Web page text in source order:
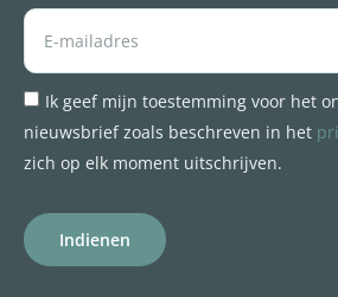
Ik geef mijn toestemming voor het
nieuwsbrief zoals beschreven in het
zich op elk moment uitschrijven.
Indienen